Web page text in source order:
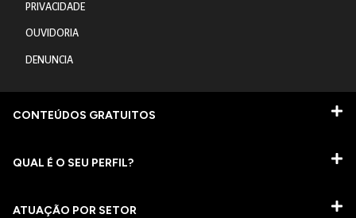
PRIVACIDADE
OUVIDORIA
DENUNCIA
CONTEÚDOS GRATUITOS
QUAL É O SEU PERFIL?
ATUAÇÃO POR SETOR